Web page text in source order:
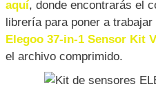
CONEXIÓN DEL
Y TEMPERATURA
Puedes obtener la